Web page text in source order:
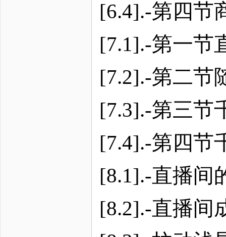
[6.4].-第四节
[7.1].-第一节
[7.2].-第二节
[7.3].-第三节
[7.4].-第四节
[8.1].-直播间
[8.2].-直播间